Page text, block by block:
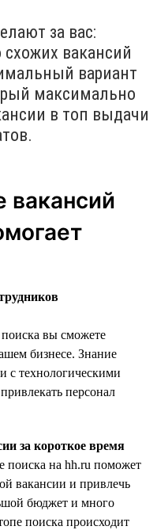
за вас:
схожих вакансий
вариант
максимально
в топ выдачи
вакансий
вы сможете
бизнесе. Знание
с технологическими
персонал
за короткое время
поиска на hh.ru поможет
вакансии и привлечь
бюджет и много
поиска происходит